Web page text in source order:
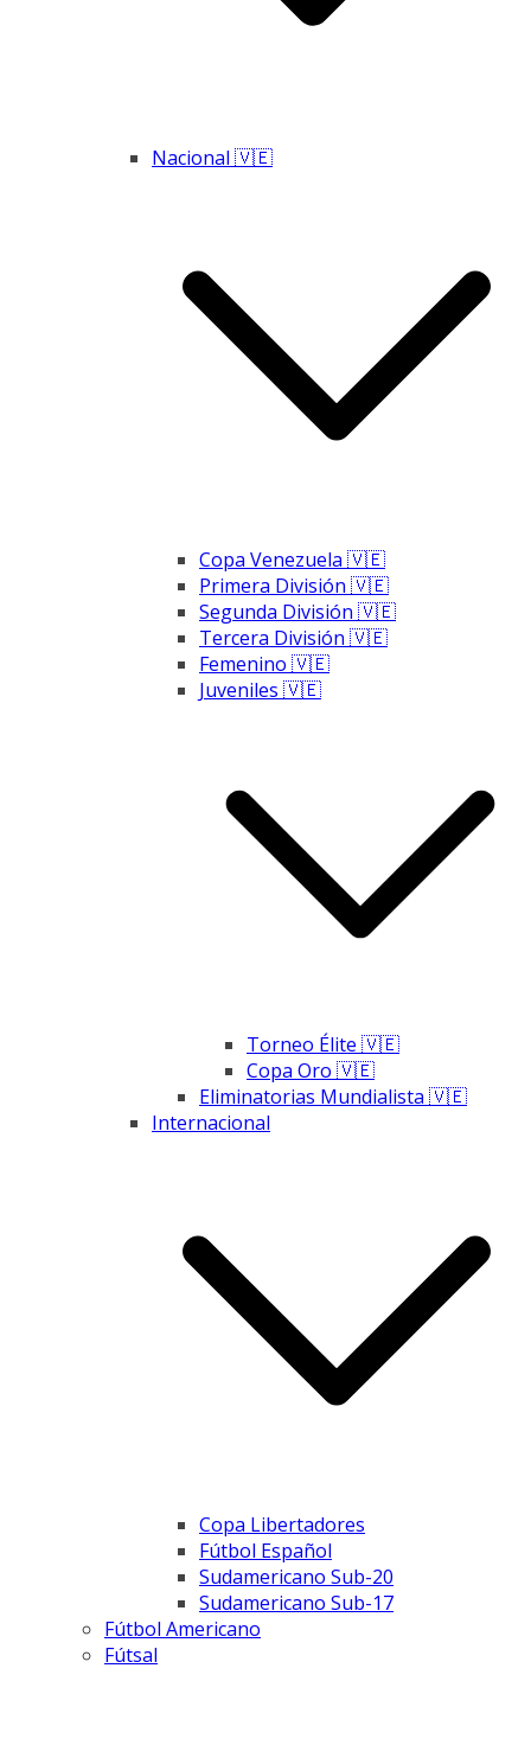
Nacional 🇻🇪
Copa Venezuela 🇻🇪
Primera División 🇻🇪
Segunda División 🇻🇪
Tercera División 🇻🇪
Femenino 🇻🇪
Juveniles 🇻🇪
Torneo Élite 🇻🇪
Copa Oro 🇻🇪
Eliminatorias Mundialista 🇻🇪
Internacional
Copa Libertadores
Fútbol Español
Sudamericano Sub-20
Sudamericano Sub-17
Fútbol Americano
Fútsal